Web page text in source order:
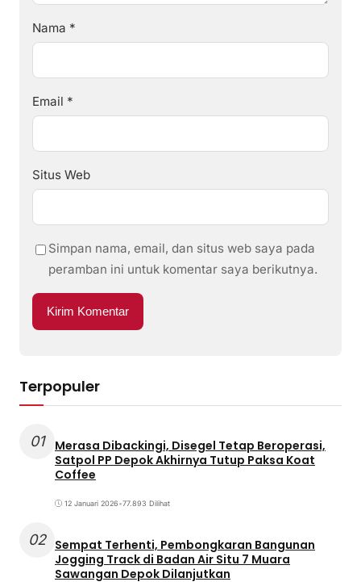
Nama *
Email *
Situs Web
Simpan nama, email, dan situs web saya pada
peramban ini untuk komentar saya berikutnya.
Terpopuler
01
Merasa Dibackingi, Disegel Tetap Beroperasi,
Satpol PP Depok Akhirnya Tutup Paksa Koat
Coffee
12 Januari 2026•77.893 Dilihat
02 Sempat Terhenti, Pembongkaran Bangunan
Jogging Track di Badan Air Situ 7 Muara
Sawangan Depok Dilanjutkan